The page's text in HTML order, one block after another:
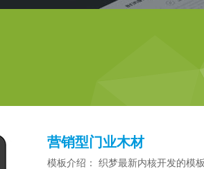
营销型门业木材
模板介绍： 织梦最新内核开发的模